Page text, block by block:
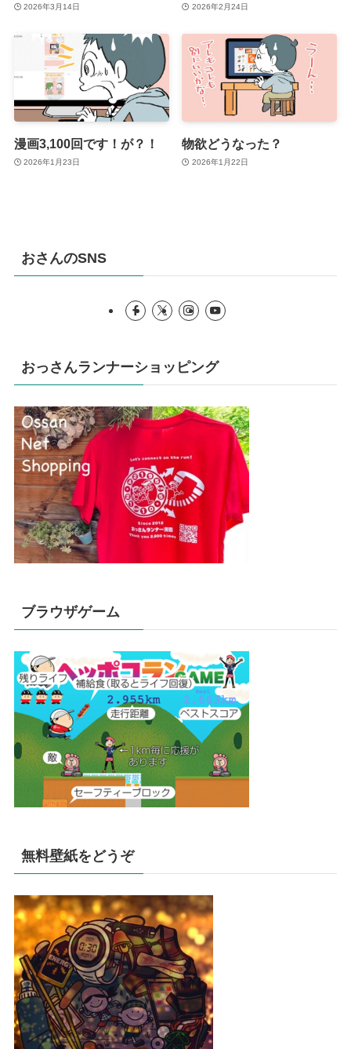
2026年3月14日 2026年2月24日
漫画3,100回です！が？！
2026年1月23日
物欲どうなった？
2026年1月22日
おさんのSNS
おっさんランナーショッピング
ブラウザゲーム
無料壁紙をどうぞ